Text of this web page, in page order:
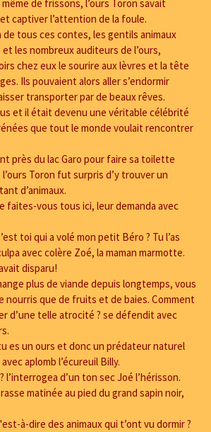
de frissons, l’ours Toron savait
captiver l’attention de la foule.
tous ces contes, les gentils animaux
les nombreux auditeurs de l’ours,
chez eux le sourire aux lèvres et la tête
Ils pouvaient alors aller s’endormir
transporter par de beaux rêves.
et il était devenu une véritable célébrité
que tout le monde voulait rencontrer
près du lac Garo pour faire sa toilette
Toron fut surpris d’y trouver un
d’animaux.
faites-vous tous ici, leur demanda avec
toi qui a volé mon petit Béro ? Tu l’as
avec colère Zoé, la maman marmotte.
disparu!
plus de viande depuis longtemps, vous
nourris que de fruits et de baies. Comment
d’une telle atrocité ? se défendit avec
es un ours et donc un prédateur naturel
aplomb l’écureuil Billy.
l’interrogea d’un ton sec Joé l’hérisson.
matinée au pied du grand sapin noir,
à-dire des animaux qui t’ont vu dormir ?